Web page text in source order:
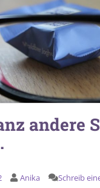
andere
Anika Schreib